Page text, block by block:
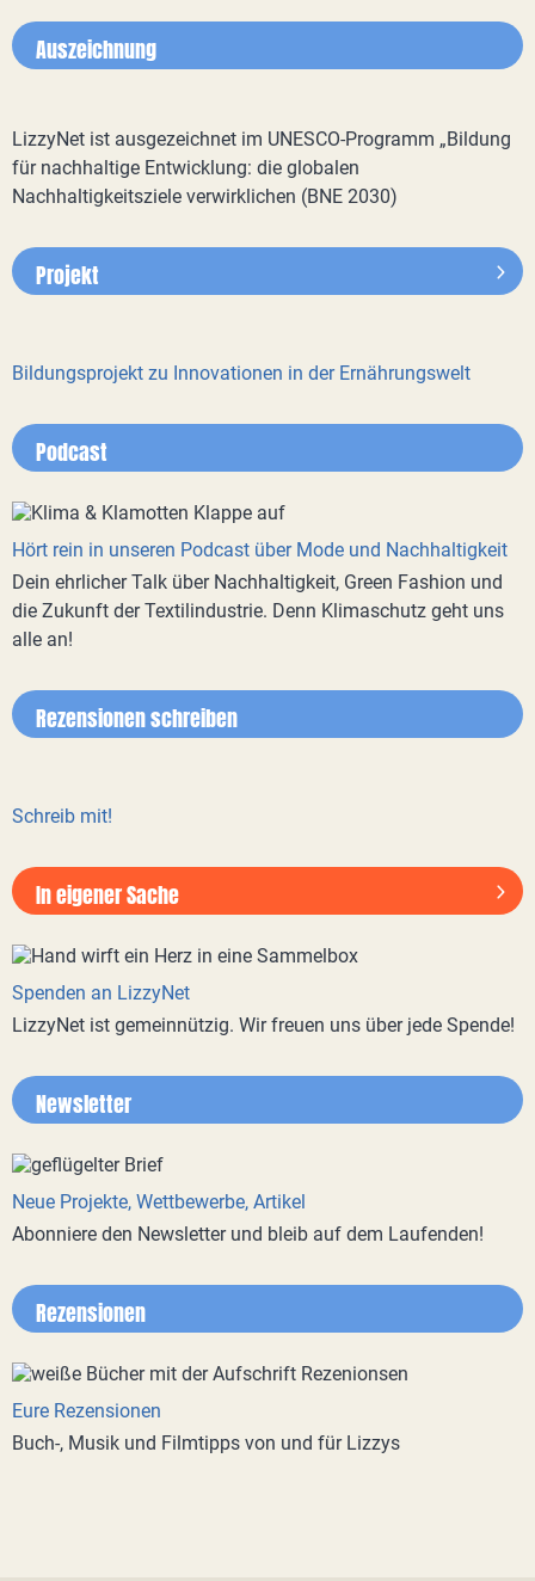
Auszeichnung
LizzyNet ist ausgezeichnet im UNESCO-Programm „Bildung
für nachhaltige Entwicklung: die globalen
Nachhaltigkeitsziele verwirklichen (BNE 2030)
Projekt
Bildungsprojekt zu Innovationen in der Ernährungswelt
Podcast
Hört rein in unseren Podcast über Mode und Nachhaltigkeit
Dein ehrlicher Talk über Nachhaltigkeit, Green Fashion und
die Zukunft der Textilindustrie. Denn Klimaschutz geht uns
alle an!
Rezensionen schreiben
Schreib mit!
In eigener Sache
Spenden an LizzyNet
LizzyNet ist gemeinnützig. Wir freuen uns über jede Spende!
Newsletter
Neue Projekte, Wettbewerbe, Artikel
Abonniere den Newsletter und bleib auf dem Laufenden!
Rezensionen
Eure Rezensionen
Buch-, Musik und Filmtipps von und für Lizzys